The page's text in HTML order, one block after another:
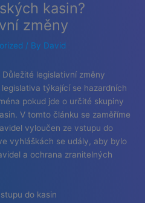
kasin?
změny
/ By David
legislativní změny
týkající se hazardních
pokud jde o určité skupiny
V tomto článku se zaměříme
vyloučen ze vstupu do
vyhláškách se udály, aby bylo
a ochrana zranitelných
do kasin